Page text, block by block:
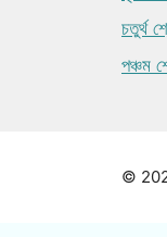
চতুর্থ
পঞ্চম
©